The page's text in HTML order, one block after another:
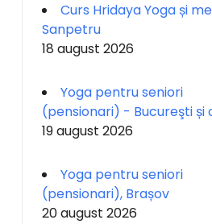
Curs Hridaya Yoga și
Sanpetru
18 august 2026
Yoga pentru seniori
(pensionari) - Bucureşti și
19 august 2026
Yoga pentru seniori
(pensionari), Brașov
20 august 2026